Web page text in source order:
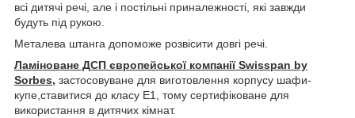
всі дитячі речі, але і постільні приналежності, які завжди
будуть під рукою.
Металева штанга допоможе розвісити довгі речі.
Ламіноване ДСП європейської компанії Swisspan by
Sorbes, застосовуване для виготовлення корпусу шафи-
купе,ставитися до класу Е1, тому сертифіковане для
використання в дитячих кімнат.